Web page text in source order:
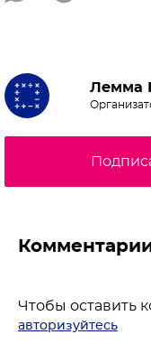
Лемма
Чтобы оставить
авторизуйтесь